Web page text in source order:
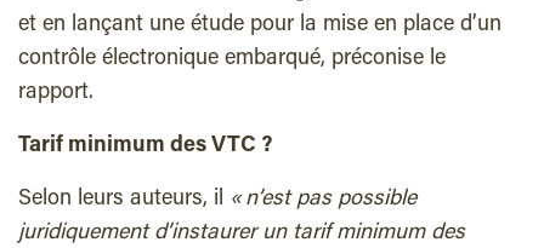
et en lançant une étude pour la mise en place d’un
contrôle électronique embarqué, préconise le
rapport.
Tarif minimum des VTC ?
Selon leurs auteurs, il « n’est pas possible
juridiquement d’instaurer un tarif minimum des